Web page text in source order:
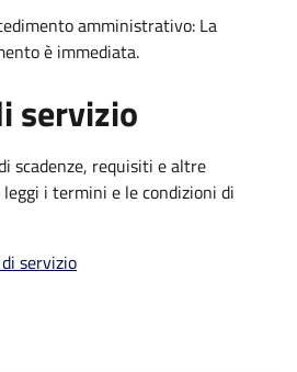
amministrativo: La
è immediata.
servizio
scadenze, requisiti e altre
i termini e le condizioni di
servizio